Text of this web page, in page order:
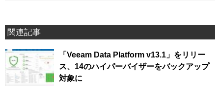
関連記事
「Veeam Data Platform v13.1」をリリー
ス、14のハイパーバイザーをバックアップ
対象に